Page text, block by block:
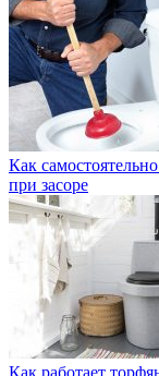
Как
при засоре
Как работает